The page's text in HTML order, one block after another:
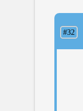
#32